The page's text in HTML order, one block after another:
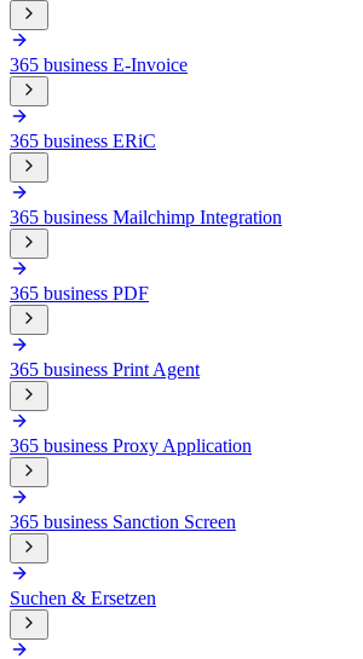
365 business E-Invoice
365 business ERiC
365 business Mailchimp Integration
365 business PDF
365 business Print Agent
365 business Proxy Application
365 business Sanction Screen
Suchen & Ersetzen